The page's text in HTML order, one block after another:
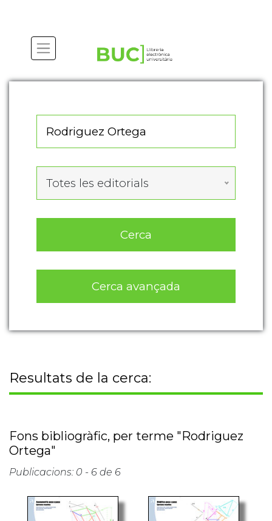
Totes les editorials
Cerca
Cerca avançada
Resultats de la cerca:
Fons bibliogràfic, per terme "Rodriguez
Ortega"
Publicacions: 0 - 6 de 6